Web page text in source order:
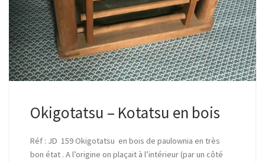
Okigotatsu – Kotatsu en bois
Réf : JD 159 Okigotatsu en bois de paulownia en très
bon état . A l’origine on plaçait à l’intérieur (par un côté